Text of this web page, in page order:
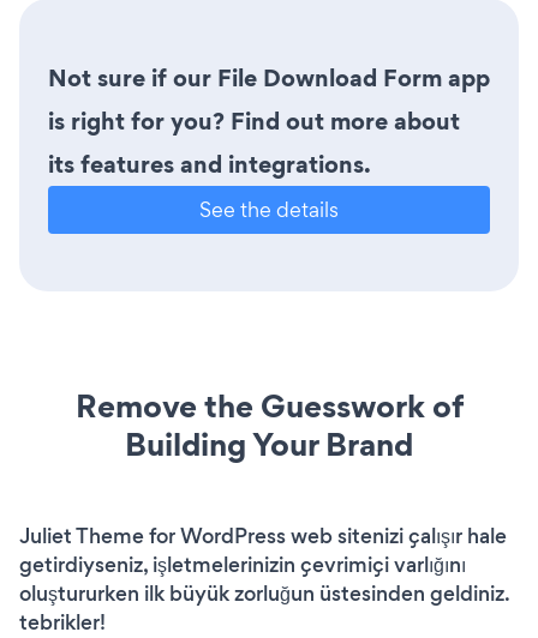
Not sure if our File Download Form app
is right for you? Find out more about
its features and integrations.
See the details
Remove the Guesswork of
Building Your Brand
Juliet Theme for WordPress web sitenizi çalışır hale
getirdiyseniz, işletmelerinizin çevrimiçi varlığını
oluştururken ilk büyük zorluğun üstesinden geldiniz.
tebrikler!